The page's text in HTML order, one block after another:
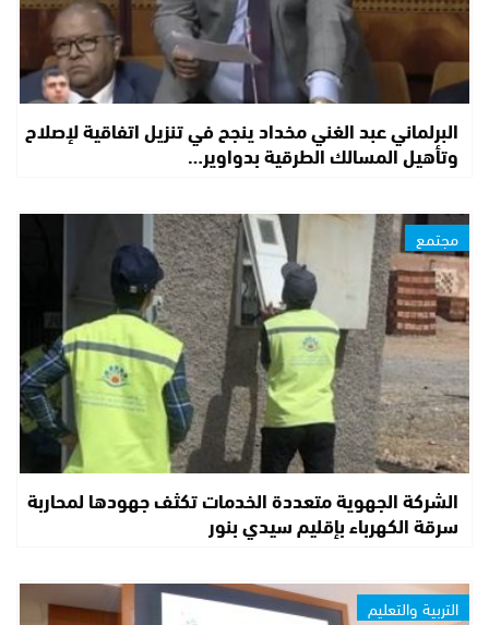
البرلماني عبد الغني مخداد ينجح في تنزيل اتفاقية لإصلاح
وتأهيل المسالك الطرقية بدواوير…
مجتمع
الشركة الجهوية متعددة الخدمات تكثف جهودها لمحاربة
سرقة الكهرباء بإقليم سيدي بنور
التربية والتعليم